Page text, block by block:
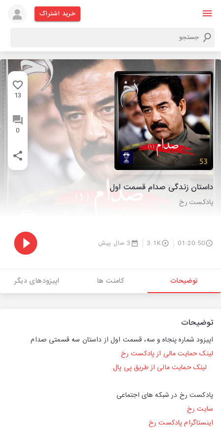
خرید اشتراک
13
0
داستان زندگی صدام قسمت اول
پادکست رخ
01:20:50
3.1K 3 سال پیش
توضیحات کامنت ها اپیزودهای دیگر
توضیحات
اپیزود شماره پنجاه و سه، قسمت اول از داستان سه قسمتی صدام
لینک حمایت مالی از پادکست رخ
لینک حمایت مالی از طریق پی پال
پادکست رخ در شبکه های اجتماعی
سایت رخ
اینستاگرام پادکست رخ